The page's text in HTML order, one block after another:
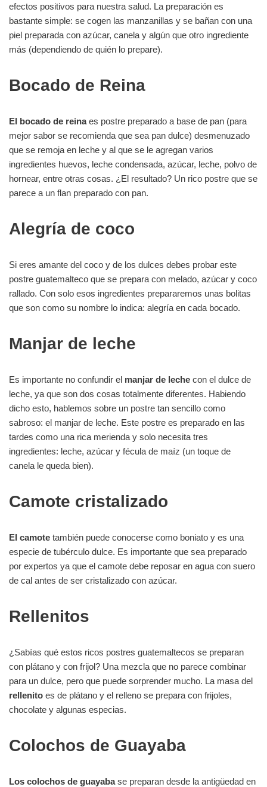
efectos positivos para nuestra salud. La preparación es
bastante simple: se cogen las manzanillas y se bañan con una
piel preparada con azúcar, canela y algún que otro ingrediente
más (dependiendo de quién lo prepare).
Bocado de Reina
El bocado de reinaes postre preparado a base de pan (para
mejor sabor se recomienda que sea pan dulce) desmenuzado
que se remoja en leche y al que se le agregan varios
ingredientes huevos, leche condensada, azúcar, leche, polvo de
hornear, entre otras cosas. ¿El resultado? Un rico postre que se
parece a un flan preparado con pan.
Alegría de coco
Si eres amante del coco y de los dulces debes probar este
postre guatemalteco que se prepara con melado, azúcar y coco
rallado. Con solo esos ingredientes prepararemos unas bolitas
que son como su nombre lo indica: alegría en cada bocado.
Manjar de leche
Es importante no confundir el manjar de leche con el dulce de
leche, ya que son dos cosas totalmente diferentes. Habiendo
dicho esto, hablemos sobre un postre tan sencillo como
sabroso: el manjar de leche. Este postre es preparado en las
tardes como una rica merienda y solo necesita tres
ingredientes: leche, azúcar y fécula de maíz (un toque de
canela le queda bien).
Camote cristalizado
El camote también puede conocerse como boniato y es una
especie de tubérculo dulce. Es importante que sea preparado
por expertos ya que el camote debe reposar en agua con suero
de cal antes de ser cristalizado con azúcar.
Rellenitos
¿Sabías qué estos ricos postres guatemaltecos se preparan
con plátano y con frijol? Una mezcla que no parece combinar
para un dulce, pero que puede sorprender mucho. La masa del
rellenito es de plátano y el relleno se prepara con frijoles,
chocolate y algunas especias.
Colochos de Guayaba
Los colochos de guayabase preparan desde la antigüedad en